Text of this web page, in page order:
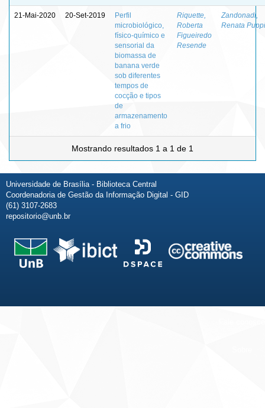
21-Mai-2020 20-Set-2019
Perfil
microbiológico,
físico-químico e
sensorial da
biomassa de
banana verde
sob diferentes
tempos de
cocção e tipos
de
armazenamento
a frio
Riquette,
Roberta
Figueiredo
Resende
Zandonadi,
Renata
Mostrando resultados 1 a 1 de 1
Universidade de Brasília - Biblioteca Central
Coordenadoria de Gestão da Informação Digital - GID
(61) 3107-2683
repositorio@unb.br